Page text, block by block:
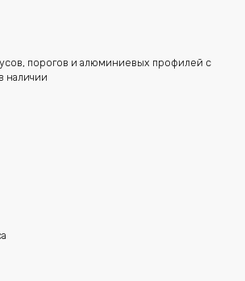
порогов и алюминиевых профилей с
наличии